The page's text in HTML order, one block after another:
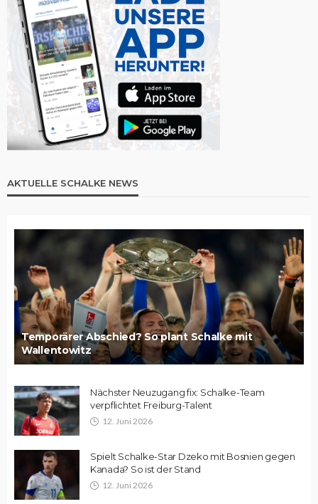
AKTUELLE SCHALKE NEWS
Temporärer Abschied? So plant Schalke mit
Wallentowitz
Nächster Neuzugang fix: Schalke-Team
verpflichtet Freiburg-Talent
12. Juni 2026
Spielt Schalke-Star Dzeko mit Bosnien gegen
Kanada? So ist der Stand
12. Juni 2026